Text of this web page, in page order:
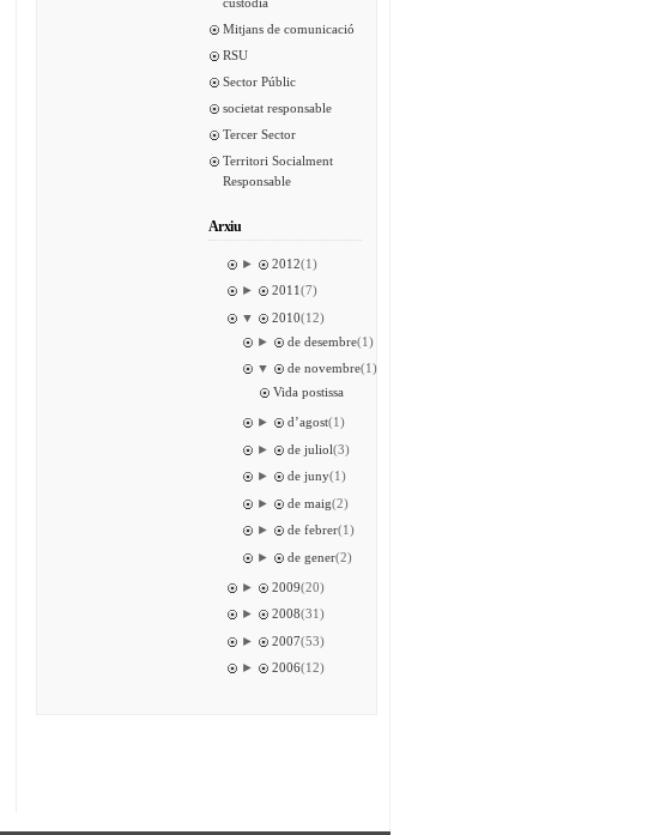
Mitjans de comunicació
RSU
Sector Públic
societat responsable
Tercer Sector
Territori Socialment
Responsable
Arxiu
► 2012(1)
►
2011 (7)
▼
2010(12)
►
de desembre(1)
▼
de novembre(1)
Vida postissa
► d’agost(1)
►
de juliol(3)
►
de juny(1)
►
de maig(2)
►
de febrer(1)
►
de gener(2)
► 2009(20)
►
2008(31)
►
2007(53)
►
2006(12)